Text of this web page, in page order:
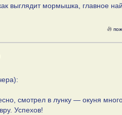
выглядит мормышка, главное
смотрел в лунку — окуня
Успехов!